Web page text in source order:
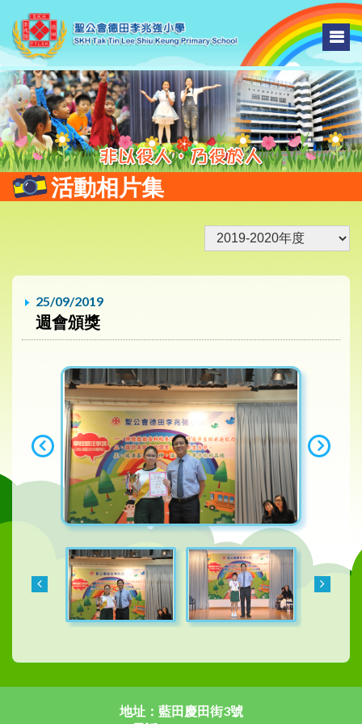
活動相片集
25/09/2019
週會頒獎
地址：藍田慶田街3號